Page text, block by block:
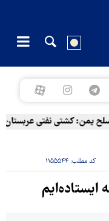
یمن: کشتی نفتی عربستان را
کد مطلب: ۱۱۵۵۵۴۴